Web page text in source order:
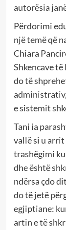
autorësia
Përdorimi
një temë që
Chiara
Shkencave
do të
e sistemit
Tani ia
vallë si u
trashëgimi
dhe është
ndërsa çdo
do të jetë
egjiptiane:
artin e të